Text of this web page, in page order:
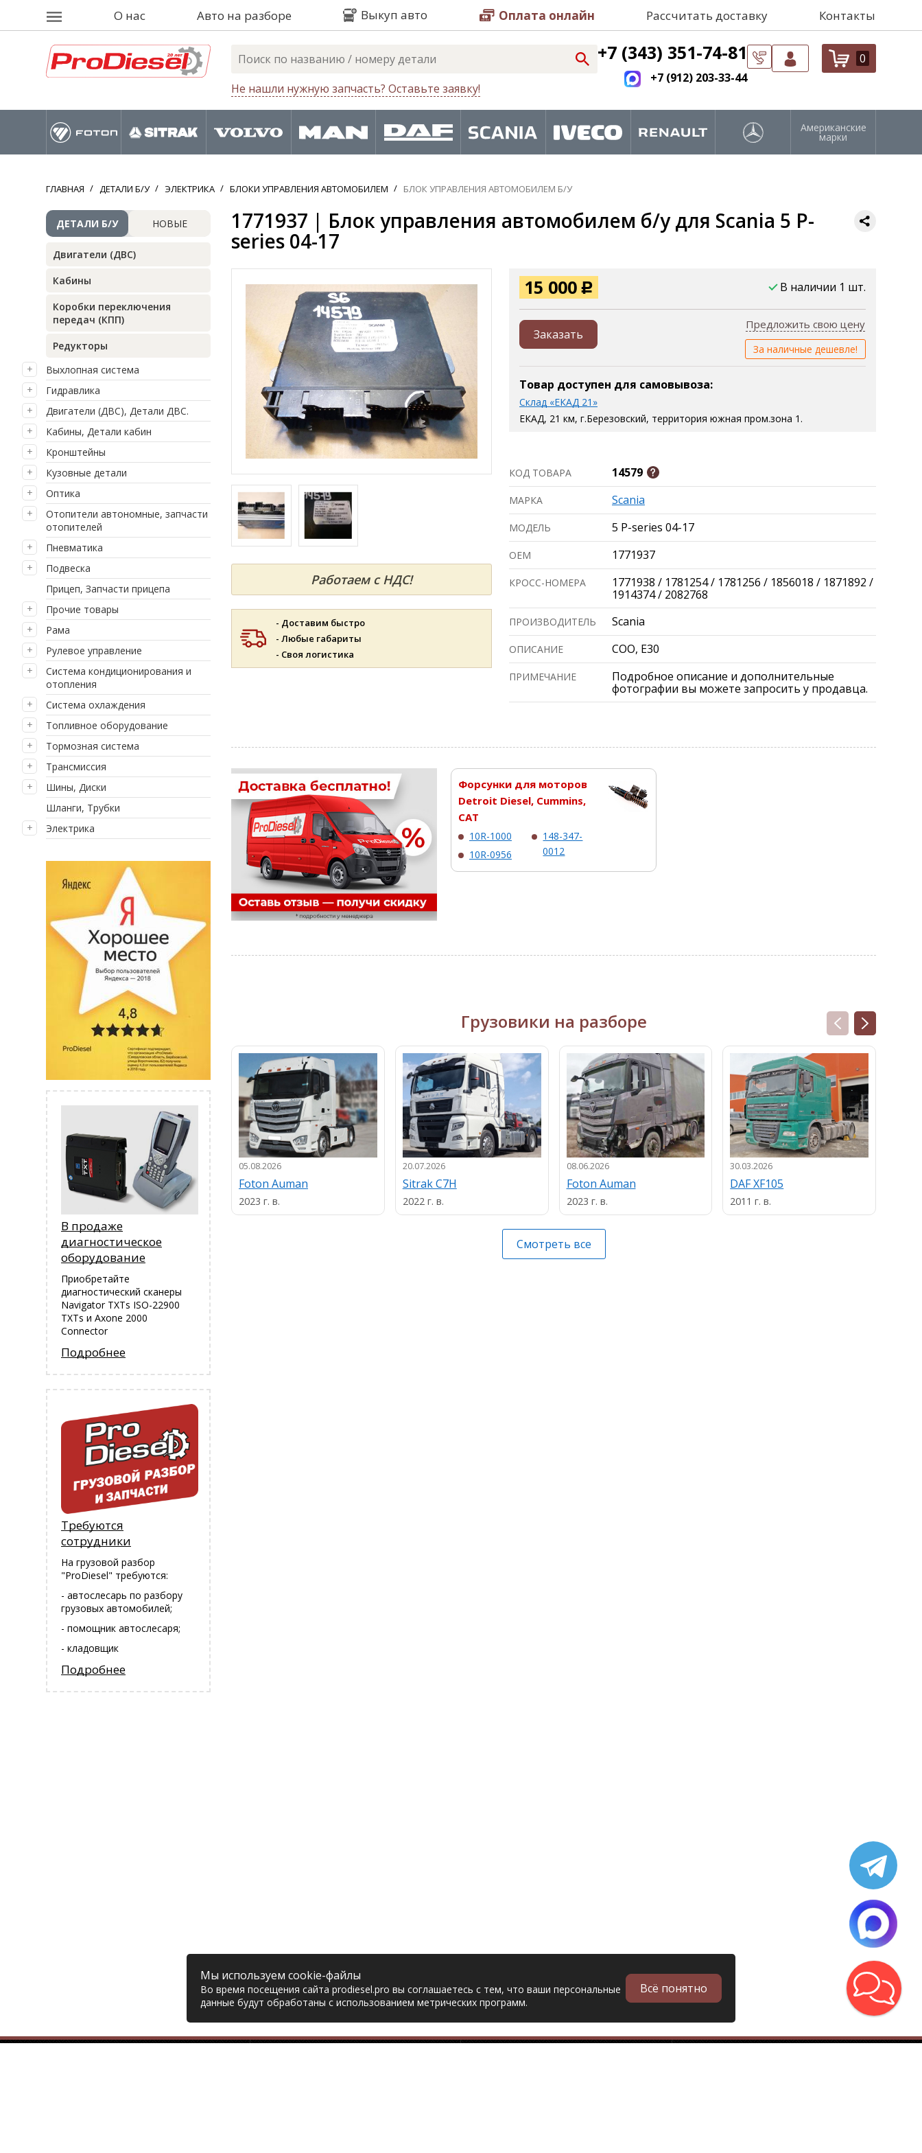
О нас Авто на разборе Выкуп авто Оплата онлайн Рассчитать доставку Контакты
Не нашли нужную запчасть? Оставьте заявку!
+7 (343) 351-74-81
+7 (912) 203-33-44
0
Американские
марки
ГЛАВНАЯ ДЕТАЛИ Б/У ЭЛЕКТРИКА БЛОКИ УПРАВЛЕНИЯ АВТОМОБИЛЕМ БЛОК УПРАВЛЕНИЯ АВТОМОБИЛЕМ Б/У
ДЕТАЛИ Б/У НОВЫЕ
Двигатели (ДВС)
Кабины
Коробки переключения
передач (КПП)
Редукторы
Выхлопная система
Гидравлика
Двигатели (ДВС), Детали ДВС.
Кабины, Детали кабин
Кронштейны
Кузовные детали
Оптика
Отопители автономные, запчасти
отопителей
Пневматика
Подвеска
Прицеп, Запчасти прицепа
Прочие товары
Рама
Рулевое управление
Система кондиционирования и
отопления
Система охлаждения
Топливное оборудование
Тормозная система
Трансмиссия
Шины, Диски
Шланги, Трубки
Электрика
В продаже
диагностическое
оборудование
Приобретайте
диагностический сканеры
Navigator TXTs ISO-22900
TXTs и Аxone 2000
Connector
Подробнее
Требуются
сотрудники
На грузовой разбор
"ProDiesel" требуются:
- автослесарь по разбору
грузовых автомобилей;
- помощник автослесаря;
- кладовщик
Подробнее
1771937 | Блок управления автомобилем б/у для Scania 5 P-
series 04-17
Работаем с НДС!
- Доставим быстро
- Любые габариты
- Своя логистика
15 000 Р В наличии 1 шт.
Заказать
Предложить свою цену
За наличные дешевле!
Товар доступен для самовывоза:
Склад «ЕКАД 21»
ЕКАД, 21 км, г.Березовский, территория южная пром.зона 1.
КОД ТОВАРА 14579
МАРКА Scania
МОДЕЛЬ 5 P-series 04-17
ОЕМ 1771937
КРОСС-НОМЕРА
1771938 / 1781254 / 1781256 / 1856018 / 1871892 /
1914374 / 2082768
ПРОИЗВОДИТЕЛЬ Scania
ОПИСАНИЕ COO, E30
ПРИМЕЧАНИЕ
Подробное описание и дополнительные
фотографии вы можете запросить у продавца.
Форсунки для моторов
Detroit Diesel, Cummins,
CAT
10R-1000
10R-0956
148-347-
0012
Грузовики на разборе
05.08.2026
Foton Auman
2023 г. в.
20.07.2026
Sitrak C7H
2022 г. в.
08.06.2026
Foton Auman
2023 г. в.
30.03.2026
DAF XF105
2011 г. в.
Смотреть все
Мы используем cookie-файлы
Во время посещения сайта prodiesel.pro вы соглашаетесь с тем, что ваши персональные
данные будут обработаны с использованием метрических программ.
Всё понятно